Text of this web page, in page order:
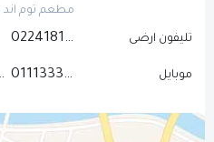
مطعم توم
تليفون ارضى 0224181237
موبايل 01113334180